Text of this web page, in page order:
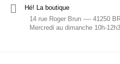
Hé! La boutique
14 rue Roger Brun ---- 41250
Mercredi au dimanche 10h-